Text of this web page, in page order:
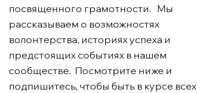
посвященного грамотности. Мы
рассказываем о возможностях
волонтерства, историях успеха и
предстоящих событиях в нашем
сообществе. Посмотрите ниже и
подпишитесь, чтобы быть в курсе всех